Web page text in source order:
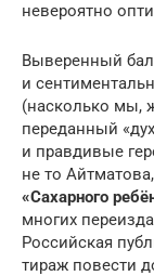
невероятно
Выверенный
и
(насколько мы,
переданный
и правдивые
не то
«Сахарного
многих
Российская
тираж повести